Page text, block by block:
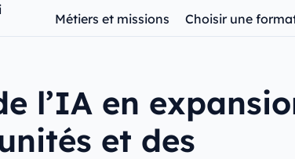
Métiers et missions Choisir une
l’IA en
et des